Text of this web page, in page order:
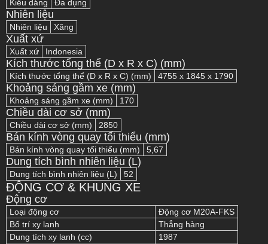
Kiểu dáng Đa dụng
Nhiên liệu
Nhiên liệu Xăng
Xuất xứ
Xuất xứ Indonesia
Kích thước tổng thể (D x R x C) (mm)
Kích thước tổng thể (D x R x C) (mm) 4755 x 1845 x 1790
Khoảng sáng gầm xe (mm)
Khoảng sáng gầm xe (mm) 170
Chiều dài cơ sở (mm)
Chiều dài cơ sở (mm) 2850
Bán kính vòng quay tối thiểu (mm)
Bán kính vòng quay tối thiểu (mm) 5,67
Dung tích bình nhiên liệu (L)
Dung tích bình nhiên liệu (L) 52
ĐỘNG CƠ & KHUNG XE
Động cơ
Loại động cơ
Động cơ M20A-FKS
Bố trí xy lanh
Thẳng hàng
Dung tích xy lanh (cc)
1987